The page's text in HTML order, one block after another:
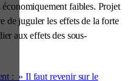
faibles. Projet
de juguler les effets de la forte
aux effets des sous-
: » Il faut revenir sur le